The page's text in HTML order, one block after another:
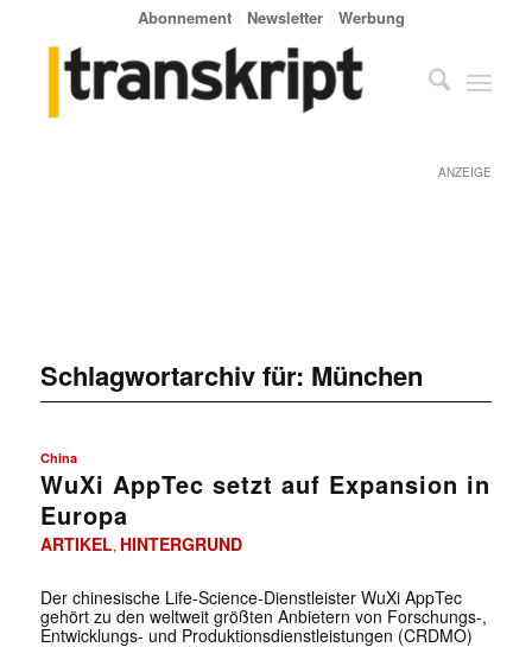
Abonnement Newsletter Werbung
ANZEIGE
Schlagwortarchiv für: München
China
WuXi AppTec setzt auf Expansion in
Europa
ARTIKEL HINTERGRUND
Der chinesische Life-Science-Dienstleister WuXi AppTec
gehört zu den weltweit größten Anbietern von Forschungs-,
Entwicklungs- und Produktionsdienstleistungen (CRDMO)